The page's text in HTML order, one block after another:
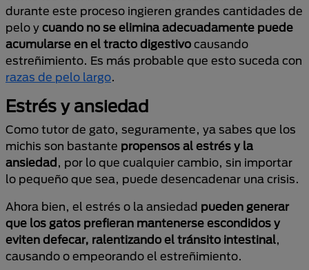
durante este proceso ingieren grandes cantidades de
pelo y cuando no se elimina adecuadamente puede
acumularse en el tracto digestivo causando
estreñimiento. Es más probable que esto suceda con
razas de pelo largo.
Estrés y ansiedad
Como tutor de gato, seguramente, ya sabes que los
michis son bastante propensos al estrés y la
ansiedad, por lo que cualquier cambio, sin importar
lo pequeño que sea, puede desencadenar una crisis.
Ahora bien, el estrés o la ansiedad pueden generar
que los gatos prefieran mantenerse escondidos y
eviten defecar, ralentizando el tránsito intestinal,
causando o empeorando el estreñimiento.